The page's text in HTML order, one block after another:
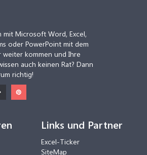
mit Microsoft Word, Excel,
oder PowerPoint mit dem
kommen und Ihre
auch keinen Rat? Dann
richtig!
Links und Partner
Excel-Ticker
SiteMap